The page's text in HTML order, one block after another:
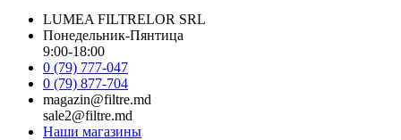
LUMEA FILTRELOR SRL
Понедельник-Пянтица
9:00-18:00
0 (79) 777-047
0 (79) 877-704
magazin@filtre.md
sale2@filtre.md
Наши магазины